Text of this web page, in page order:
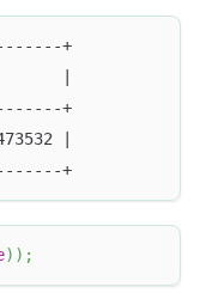
+
|
+
|
+
) ) ;